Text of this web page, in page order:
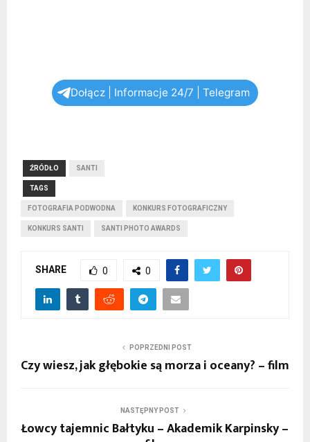
Dołącz | Informacje 24/7 | Telegram
ŹRÓDŁO SANTI
TAGS
FOTOGRAFIA PODWODNA KONKURS FOTOGRAFICZNY
KONKURS SANTI SANTI PHOTO AWARDS
SHARE 0 0
POPRZEDNI POST
Czy wiesz, jak głębokie są morza i oceany? – film
NASTĘPNY POST
Łowcy tajemnic Bałtyku – Akademik Karpinsky –